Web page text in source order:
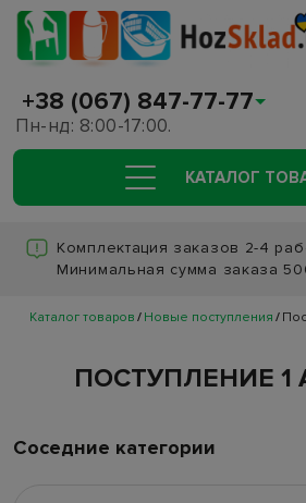
+38 (067) 847-77-77
Пн-нд: 8:00-17:00.
КАТАЛОГ
Комплектация заказов 2-4
Минимальная сумма заказа
Каталог товаров Новые поступления
ПОСТУПЛЕНИЕ 1
Соседние категории